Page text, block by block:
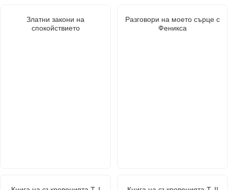
Златни закони на
спокойствието
Разговори на моето сърце с
Феникса